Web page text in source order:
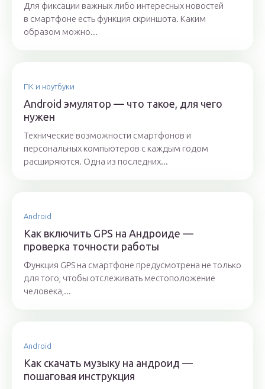
Для фиксации важных либо интересных новостей
в смартфоне есть функция скриншота. Каким
образом можно...
ПК и ноутбуки
Android эмулятор — что такое, для чего
нужен
Технические возможности смартфонов и
персональных компьютеров с каждым годом
расширяются. Одна из последних...
Android
Как включить GPS на Андроиде —
проверка точности работы
Функция GPS на смартфоне предусмотрена не только
для того, чтобы отслеживать местоположение
человека,...
Android
Как скачать музыку на андроид —
пошаговая инструкция